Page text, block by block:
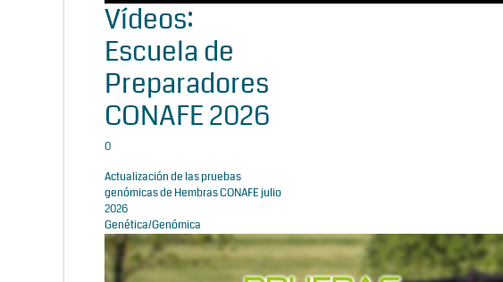
Vídeos:
Escuela de
Preparadores
CONAFE 2026
0
Actualización de las pruebas
genómicas de Hembras CONAFE julio
2026
Genética/Genómica